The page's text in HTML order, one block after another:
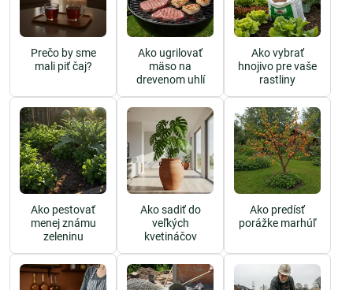
Prečo by sme
mali piť čaj?
Ako ugrilovať
mäso na
drevenom uhlí
Ako vybrať
hnojivo pre vaše
rastliny
Ako pestovať
menej známu
zeleninu
Ako sadiť do
veľkých
kvetináčov
Ako predísť
porážke marhúľ